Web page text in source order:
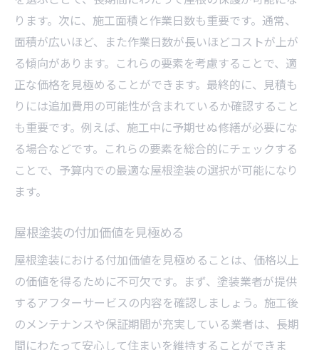
ります。次に、施工面積と作業日数も重要です。通常、
面積が広いほど、また作業日数が長いほどコストが上が
る傾向があります。これらの要素を考慮することで、適
正な価格を見極めることができます。最終的に、見積も
りには追加費用の可能性が含まれているか確認すること
も重要です。例えば、施工中に予期せぬ修繕が必要にな
る場合などです。これらの要素を総合的にチェックする
ことで、予算内での最適な屋根塗装の選択が可能になり
ます。
屋根塗装の付加価値を見極める
屋根塗装における付加価値を見極めることは、価格以上
の価値を得るために不可欠です。まず、塗装業者が提供
するアフターサービスの内容を確認しましょう。施工後
のメンテナンスや保証期間が充実している業者は、長期
間にわたって安心して住まいを維持することができま